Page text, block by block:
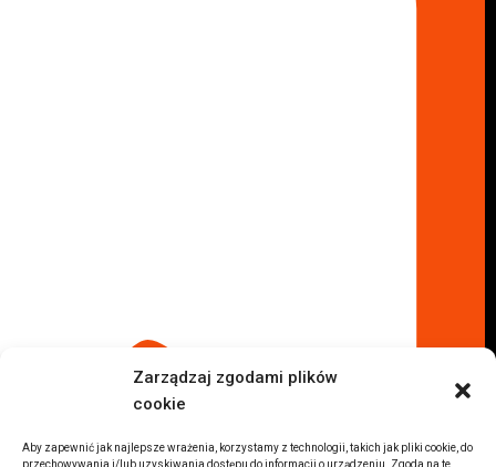
Zarządzaj zgodami plików
cookie
Aby zapewnić jak najlepsze wrażenia, korzystamy z technologii, takich jak pliki cookie, do
przechowywania i/lub uzyskiwania dostępu do informacji o urządzeniu. Zgoda na te
Komis samochodowy Sochaczew
Inne Lokalizacje
Auta z USA Rzeszów